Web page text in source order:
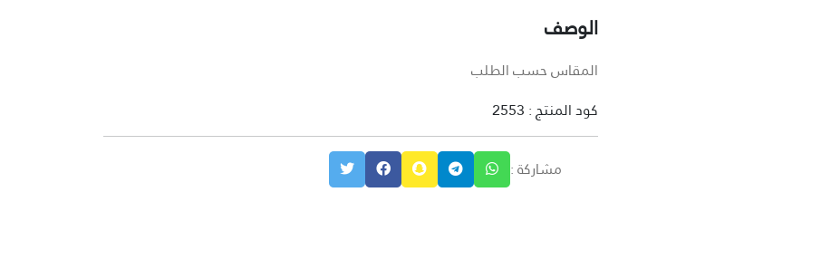
الوصف
المقاس حسب الطلب
كود المنتج : 2553
مشاركة :